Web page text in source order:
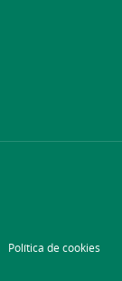
Política de cookies